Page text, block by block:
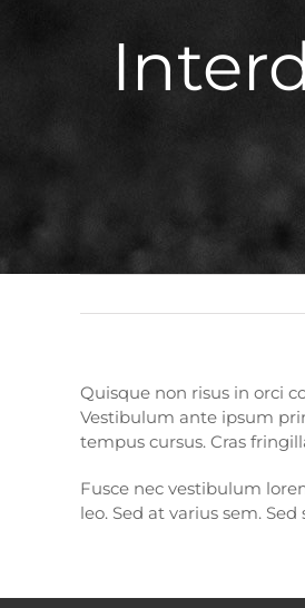
Quisque non risus in orci
Vestibulum ante ipsum
tempus cursus. Cras
Fusce nec vestibulum
leo. Sed at varius sem.